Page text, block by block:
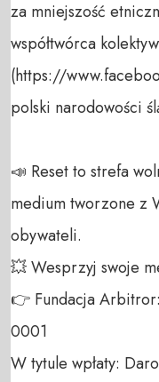
za mniejszość
współtwórca
(https://
polski narodowości
📣 Reset to strefa
medium tworzone z
obywateli.
💥 Wesprzyj swoje
👉 Fundacja
0001
W tytule wpłaty: